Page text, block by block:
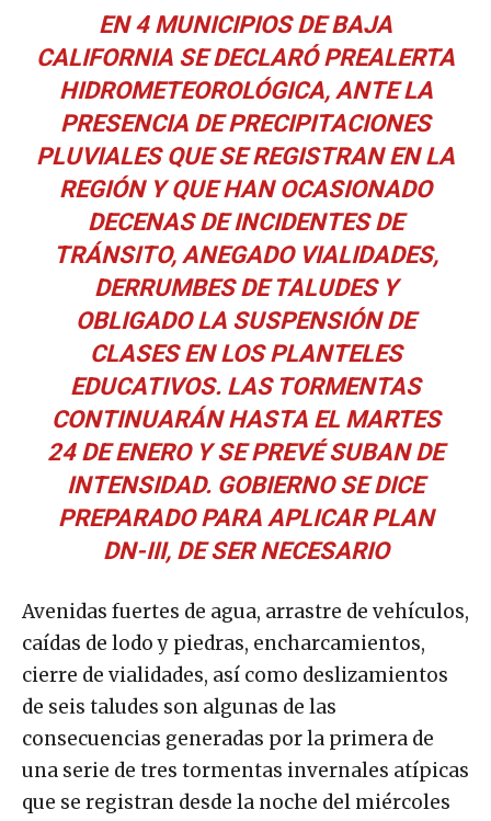
EN 4 MUNICIPIOS DE BAJA
CALIFORNIA SE DECLARÓ PREALERTA
HIDROMETEOROLÓGICA, ANTE LA
PRESENCIA DE PRECIPITACIONES
PLUVIALES QUE SE REGISTRAN EN LA
REGIÓN Y QUE HAN OCASIONADO
DECENAS DE INCIDENTES DE
TRÁNSITO, ANEGADO VIALIDADES,
DERRUMBES DE TALUDES Y
OBLIGADO LA SUSPENSIÓN DE
CLASES EN LOS PLANTELES
EDUCATIVOS. LAS TORMENTAS
CONTINUARÁN HASTA EL MARTES
24 DE ENERO Y SE PREVÉ SUBAN DE
INTENSIDAD. GOBIERNO SE DICE
PREPARADO PARA APLICAR PLAN
DN-III, DE SER NECESARIO
Avenidas fuertes de agua, arrastre de vehículos,
caídas de lodo y piedras, encharcamientos,
cierre de vialidades, así como deslizamientos
de seis taludes son algunas de las
consecuencias generadas por la primera de
una serie de tres tormentas invernales atípicas
que se registran desde la noche del miércoles